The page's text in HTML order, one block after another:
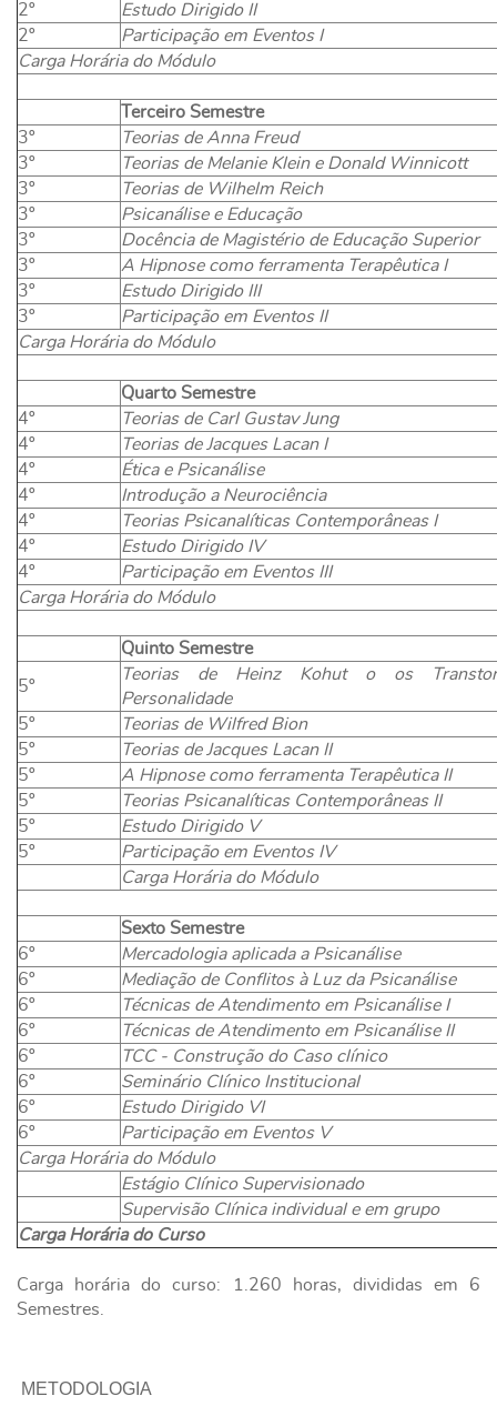
2º
Estudo Dirigido II
2º
Participação em Eventos I
Carga Horária do Módulo
Terceiro Semestre
3º
Teorias de Anna Freud
3º
Teorias de Melanie Klein e Donald Winnicott
3º
Teorias de Wilhelm Reich
3º
Psicanálise e Educação
3º
Docência de Magistério de Educação Superior
3º
A Hipnose como ferramenta Terapêutica I
3º
Estudo Dirigido III
3º
Participação em Eventos II
Carga Horária do Módulo
Quarto Semestre
4º
Teorias de Carl Gustav Jung
4º
Teorias de Jacques Lacan I
4º
Ética e Psicanálise
4º
Introdução a Neurociência
4º
Teorias Psicanalíticas Contemporâneas I
4º
Estudo Dirigido IV
4º
Participação em Eventos III
Carga Horária do Módulo
Quinto Semestre
5º
Teorias de Heinz Kohut o os
Personalidade
5º
Teorias de Wilfred Bion
5º
Teorias de Jacques Lacan II
5º
A Hipnose como ferramenta Terapêutica II
5º
Teorias Psicanalíticas Contemporâneas II
5º
Estudo Dirigido V
5º
Participação em Eventos IV
Carga Horária do Módulo
Sexto Semestre
6º
Mercadologia aplicada a Psicanálise
6º
Mediação de Conflitos à Luz da Psicanálise
6º
Técnicas de Atendimento em Psicanálise I
6º
Técnicas de Atendimento em Psicanálise II
6º
TCC - Construção do Caso clínico
6º
Seminário Clínico Institucional
6º
Estudo Dirigido VI
6º
Participação em Eventos V
Carga Horária do Módulo
Estágio Clínico Supervisionado
Supervisão Clínica individual e em grupo
Carga Horária do Curso
Carga horária do curso: 1.260 horas, divididas em 6
Semestres.
METODOLOGIA